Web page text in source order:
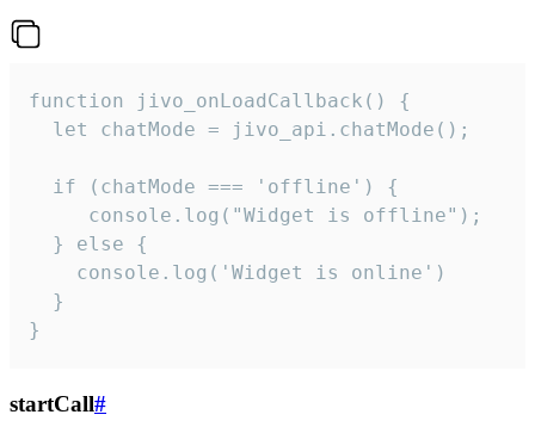
function jivo_onLoadCallback() {
  let chatMode = jivo_api.chatMode();
  if (chatMode === 'offline') {
     console.log("Widget is offline");
  } else {
    console.log('Widget is online')
  }
}
startCall#